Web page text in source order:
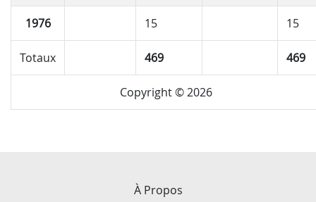
1976 15 15
Totaux 469 469
Copyright © 2026
À Propos